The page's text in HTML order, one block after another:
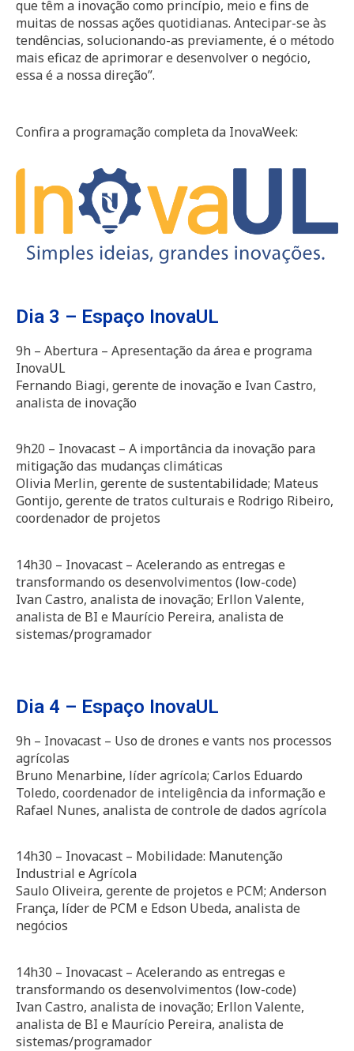
que têm a inovação como princípio, meio e fins de
muitas de nossas ações quotidianas. Antecipar-se às
tendências, solucionando-as previamente, é o método
mais eficaz de aprimorar e desenvolver o negócio,
essa é a nossa direção”.
Confira a programação completa da InovaWeek:
Dia 3 – Espaço InovaUL
9h – Abertura – Apresentação da área e programa
InovaUL
Fernando Biagi, gerente de inovação e Ivan Castro,
analista de inovação
9h20 – Inovacast – A importância da inovação para
mitigação das mudanças climáticas
Olivia Merlin, gerente de sustentabilidade; Mateus
Gontijo, gerente de tratos culturais e Rodrigo Ribeiro,
coordenador de projetos
14h30 – Inovacast – Acelerando as entregas e
transformando os desenvolvimentos (low-code)
Ivan Castro, analista de inovação; Erllon Valente,
analista de BI e Maurício Pereira, analista de
sistemas/programador
Dia 4 – Espaço InovaUL
9h – Inovacast – Uso de drones e vants nos processos
agrícolas
Bruno Menarbine, líder agrícola; Carlos Eduardo
Toledo, coordenador de inteligência da informação e
Rafael Nunes, analista de controle de dados agrícola
14h30 – Inovacast – Mobilidade: Manutenção
Industrial e Agrícola
Saulo Oliveira, gerente de projetos e PCM; Anderson
França, líder de PCM e Edson Ubeda, analista de
negócios
14h30 – Inovacast – Acelerando as entregas e
transformando os desenvolvimentos (low-code)
Ivan Castro, analista de inovação; Erllon Valente,
analista de BI e Maurício Pereira, analista de
sistemas/programador